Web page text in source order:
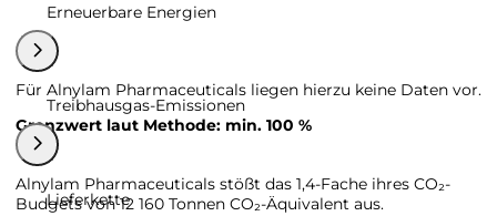
Erneuerbare Energien
Für Alnylam Pharmaceuticals liegen hierzu keine Daten vor.
Grenzwert laut Methode: min. 100 %
Treibhausgas-Emissionen
Alnylam Pharmaceuticals stößt das 1,4-Fache ihres CO₂-
Budgets von 12 160 Tonnen CO₂-Äquivalent aus.
Lieferkette